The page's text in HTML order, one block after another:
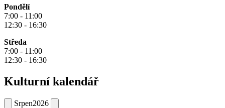
Pondělí
7:00 - 11:00
12:30 - 16:30
Středa
7:00 - 11:00
12:30 - 16:30
Kulturní kalendář
Srpen2026